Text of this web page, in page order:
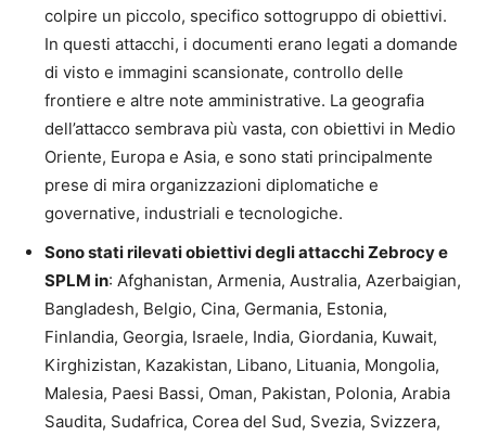
colpire un piccolo, specifico sottogruppo di obiettivi.
In questi attacchi, i documenti erano legati a domande
di visto e immagini scansionate, controllo delle
frontiere e altre note amministrative. La geografia
dell’attacco sembrava più vasta, con obiettivi in Medio
Oriente, Europa e Asia, e sono stati principalmente
prese di mira organizzazioni diplomatiche e
governative, industriali e tecnologiche.
Sono stati rilevati obiettivi degli attacchi Zebrocy e
SPLM in: Afghanistan, Armenia, Australia, Azerbaigian,
Bangladesh, Belgio, Cina, Germania, Estonia,
Finlandia, Georgia, Israele, India, Giordania, Kuwait,
Kirghizistan, Kazakistan, Libano, Lituania, Mongolia,
Malesia, Paesi Bassi, Oman, Pakistan, Polonia, Arabia
Saudita, Sudafrica, Corea del Sud, Svezia, Svizzera,